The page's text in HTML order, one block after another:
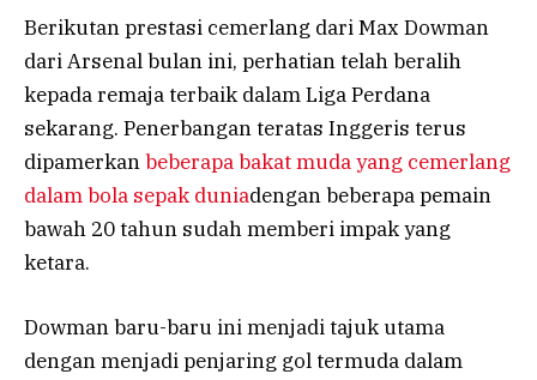
Berikutan prestasi cemerlang dari Max Dowman
dari Arsenal bulan ini, perhatian telah beralih
kepada remaja terbaik dalam Liga Perdana
sekarang. Penerbangan teratas Inggeris terus
dipamerkanbeberapa bakat muda yang cemerlang
dalam bola sepak duniadengan beberapa pemain
bawah 20 tahun sudah memberi impak yang
ketara.
Dowman baru-baru ini menjadi tajuk utama
dengan menjadi penjaring gol termuda dalam